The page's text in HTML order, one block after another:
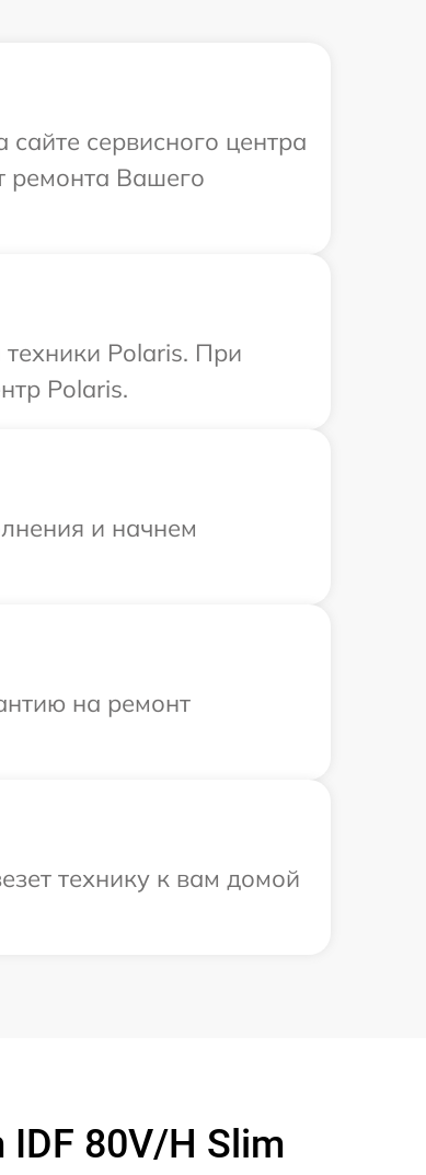
сервисного центра
ремонта Вашего
Polaris. При
Polaris.
и начнем
на ремонт
технику к вам домой
80V/H Slim